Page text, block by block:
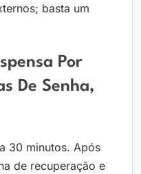
basta um
Por
De Senha,
30 minutos. Após
de recuperação e